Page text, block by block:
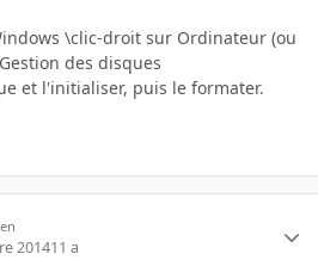
\clic-droit sur Ordinateur (ou
des disques
et l'initialiser, puis le formater.
201411 a